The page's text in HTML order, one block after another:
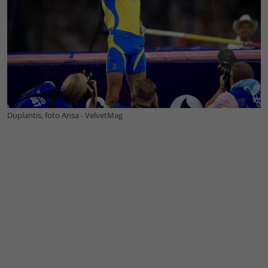
Duplantis, foto Ansa - VelvetMag